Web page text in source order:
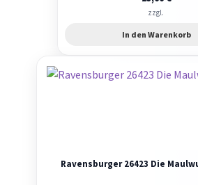
zzgl.
In den Warenkorb
Ravensburger 26423 Die